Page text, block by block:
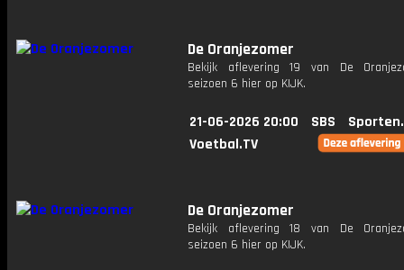
De Oranjezomer
Bekijk aflevering 19 van De
seizoen 6 hier op KIJK.
21-06-2026 20:00 SBS
Voetbal.TV
De Oranjezomer
Bekijk aflevering 18 van De
seizoen 6 hier op KIJK.